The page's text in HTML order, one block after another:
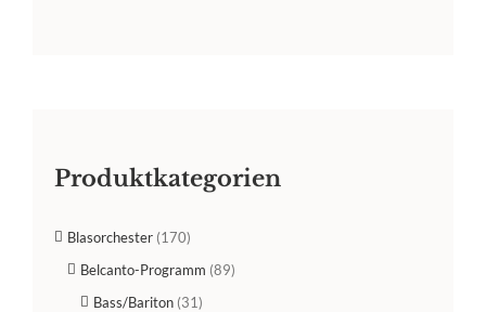
Produktkategorien
Blasorchester (170)
Belcanto-Programm (89)
Bass/Bariton (31)